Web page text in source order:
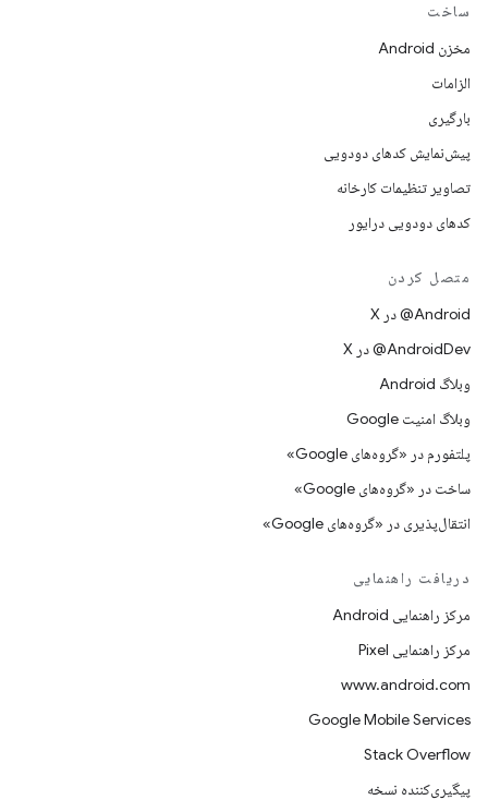
ساخت
مخزن Android
الزامات
بارگیری
پیش‌نمایش کدهای دودویی
تصاویر تنظیمات کارخانه
کدهای دودویی درایور
متصل کردن
‫‎@Android در X
‫‎@AndroidDev در X
وبلاگ Android
وبلاگ امنیت Google
پلتفورم در «گروه‌های Google»
ساخت در «گروه‌های Google»
انتقال‌پذیری در «گروه‌های Google»
دریافت راهنمایی
مرکز راهنمایی Android
مرکز راهنمایی Pixel
www.android.com
Google Mobile Services
Stack Overflow
پیگیری‌کننده نسخه